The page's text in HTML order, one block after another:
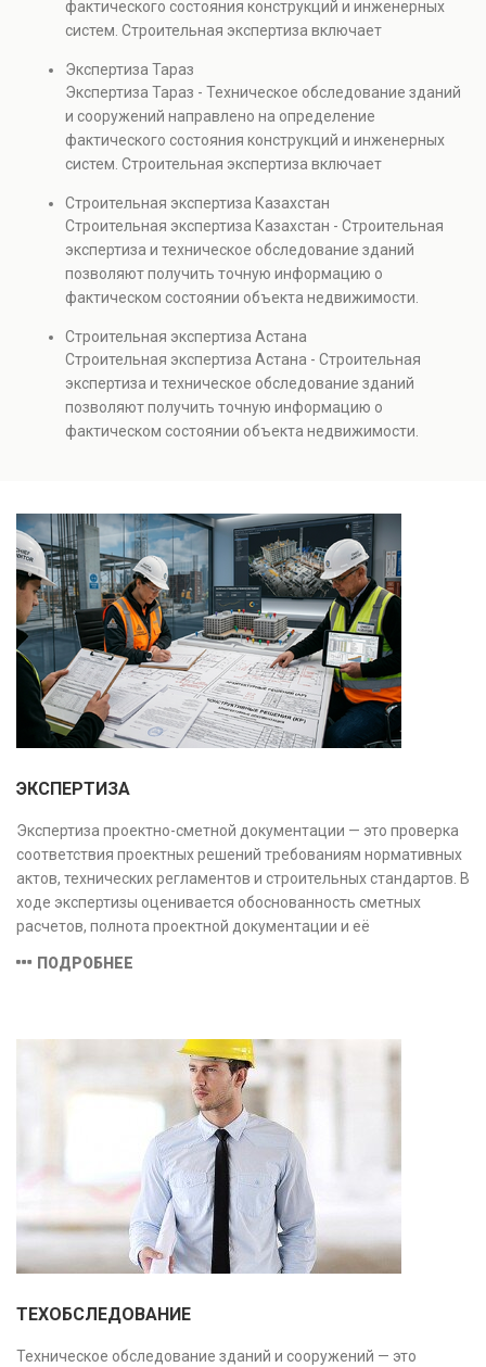
объектов, а также при судебных разбирательствах и
технических проверках.
фактического состояния конструкций и инженерных
систем. Строительная экспертиза включает
элементов и оценку эксплуатационной безопасности.
Услуга востребована при покупке недвижимости,
капитальном ремонте и реконструкции объектов, а
также при судебных разбирательствах и технических
проверках.
Экспертиза Тараз
Экспертиза Тараз - Техническое обследование зданий
и сооружений направлено на определение
фактического состояния конструкций и инженерных
систем. Строительная экспертиза включает
элементов и оценку эксплуатационной безопасности.
Услуга востребована при покупке недвижимости,
капитальном ремонте и реконструкции объектов, а
также при судебных разбирательствах и технических
проверках.
Строительная экспертиза Казахстан
Строительная экспертиза Казахстан - Строительная
экспертиза и техническое обследование зданий
позволяют получить точную информацию о
фактическом состоянии объекта недвижимости.
инженерных систем с выявлением скрытых дефектов
и нарушений. Услуга используется для проверки
качества строительства, подготовки к реконструкции,
оценки рисков и судебных разбирательств.
Результатом является официальное техническое
Строительная экспертиза Астана
Строительная экспертиза Астана - Строительная
экспертиза и техническое обследование зданий
позволяют получить точную информацию о
фактическом состоянии объекта недвижимости.
качества строительства, подготовки к реконструкции,
оценки рисков и судебных разбирательств.
Результатом является официальное техническое
заключение, имеющее юридическую силу.
ЭКСПЕРТИЗА
Экспертиза проектно-сметной документации — это проверка
соответствия проектных решений требованиям нормативных
актов, технических регламентов и строительных стандартов. В
ходе экспертизы оценивается обоснованность сметных
расчетов, полнота проектной документации и её
предотвратить ошибки на этапе строительства и
ПОДРОБНЕЕ
ТЕХОБСЛЕДОВАНИЕ
Техническое обследование зданий и сооружений — это